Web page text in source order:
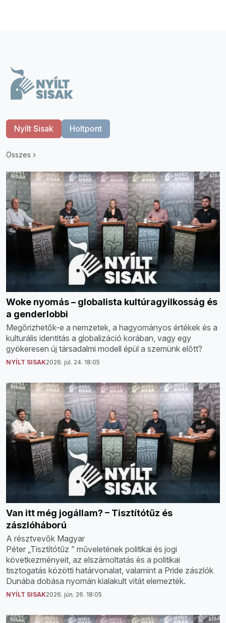
Nyílt Sisak Holtpont
Összes
Woke nyomás – globalista kultúragyilkosság és
a genderlobbi
Megőrizhetők-e a nemzetek, a hagyományos értékek és a
kulturális identitás a globalizáció korában, vagy egy
gyökeresen új társadalmi modell épül a szemünk előtt?
NYÍLT SISAK2026. júl. 24. 18:05
Van itt még jogállam? – Tisztítótűz és
zászlóháború
A résztvevők Magyar
Péter „Tisztítótűz ” műveletének politikai és jogi
következményeit, az elszámoltatás és a politikai
tisztogatás közötti határvonalat, valamint a Pride zászlók
Dunába dobása nyomán kialakult vitát elemezték.
NYÍLT SISAK2026. jún. 26. 18:05